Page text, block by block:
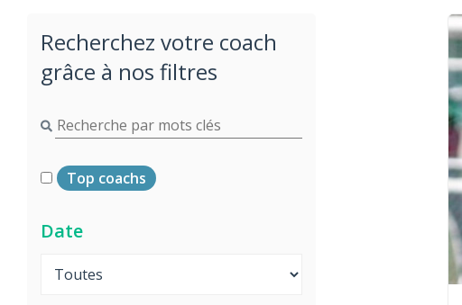
Recherchez votre coach
grâce à nos filtres
Top coachs
Date